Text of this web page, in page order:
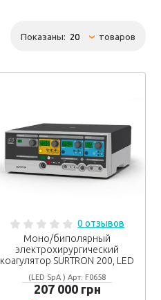
Показаны: товаров
0 отзывов
Моно/биполярный
электрохирургический
коагулятор SURTRON 200, LED
(LED SpA ) Арт: F0658
207 000 грн